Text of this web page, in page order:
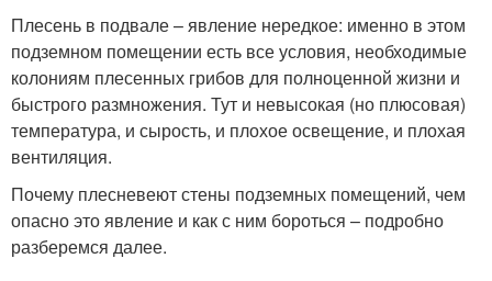
Плесень в подвале – явление нередкое: именно в этом
подземном помещении есть все условия, необходимые
колониям плесенных грибов для полноценной жизни и
быстрого размножения. Тут и невысокая (но плюсовая)
температура, и сырость, и плохое освещение, и плохая
вентиляция.
Почему плесневеют стены подземных помещений, чем
опасно это явление и как с ним бороться – подробно
разберемся далее.